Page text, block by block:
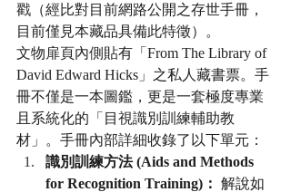
戳（經比對目前網路公開之存世手冊，
目前僅見本藏品具備此特徵）。
文物扉頁內側貼有「From The Library of
David Edward Hicks」之私人藏書票。手
冊不僅是一本圖鑑，更是一套極度專業
且系統化的「目視識別訓練輔助教
材」。手冊內部詳細收錄了以下單元：
識別訓練方法 (Aids and Methods
for Recognition Training)： 解說如